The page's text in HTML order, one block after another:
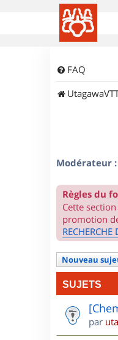
FAQ
Modérateur :
Règles du
Cette
promotion
RECHERCHE
Nouveau
SUJETS
par